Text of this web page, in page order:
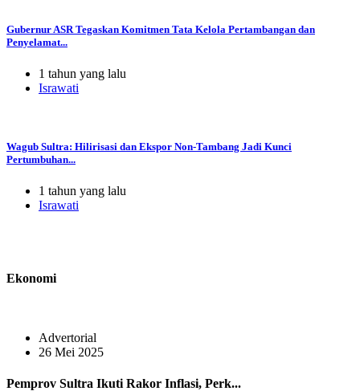
Gubernur ASR Tegaskan Komitmen Tata Kelola Pertambangan dan
Penyelamat...
1 tahun yang lalu
Israwati
Wagub Sultra: Hilirisasi dan Ekspor Non-Tambang Jadi Kunci
Pertumbuhan...
1 tahun yang lalu
Israwati
Ekonomi
Advertorial
26 Mei 2025
Pemprov Sultra Ikuti Rakor Inflasi, Perk...